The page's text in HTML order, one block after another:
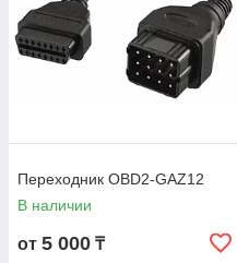
Переходник OBD2-GAZ12
В наличии
от 5 000 ₸